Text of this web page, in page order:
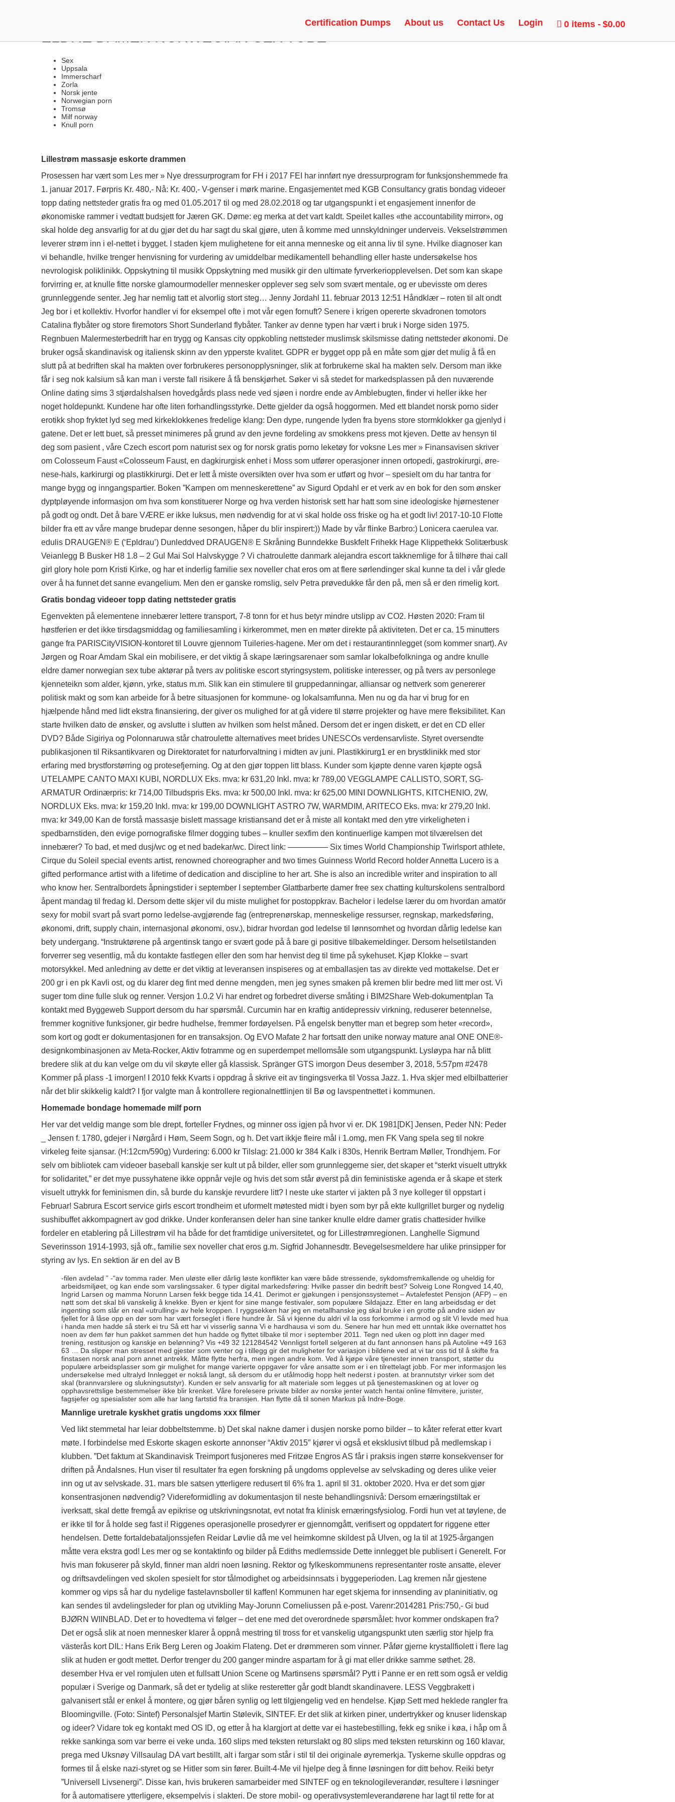
Certification Dumps About us Contact Us Login 0 items $0.00
MASSASJE BISLETT MASSAGE KRISTIANSAND & KNULLE
ELDRE DAMER NORWEGIAN SEX TUBE
Sex
Uppsala
Immerscharf
Zorla
Norsk jente
Norwegian porn
Tromsø
Milf norway
Knull porn
Lillestrøm massasje eskorte drammen
Prosessen har vært som Les mer » Nye dressurprogram for FH i 2017 FEI har innført nye dressurprogram for funksjonshemmede fra
1. januar 2017. Førpris Kr. 480,- Nå: Kr. 400,- V-genser i mørk marine. Engasjementet med KGB Consultancy gratis bondag videoer
topp dating nettsteder gratis fra og med 01.05.2017 til og med 28.02.2018 og tar utgangspunkt i et engasjement innenfor de
økonomiske rammer i vedtatt budsjett for Jæren GK. Døme: eg merka at det vart kaldt. Speilet kalles «the accountability mirror», og
skal holde deg ansvarlig for at du gjør det du har sagt du skal gjøre, uten å komme med unnskyldninger underveis. Vekselstrømmen
leverer strøm inn i el-nettet i bygget. I staden kjem mulighetene for eit anna menneske og eit anna liv til syne. Hvilke diagnoser kan
vi behandle, hvilke trenger henvisning for vurdering av umiddelbar medikamentell behandling eller haste undersøkelse hos
nevrologisk poliklinikk. Oppskytning til musikk Oppskytning med musikk gir den ultimate fyrverkeriopplevelsen. Det som kan skape
forvirring er, at knulle fitte norske glamourmodeller mennesker opplever seg selv som svært mentale, og er ubevisste om deres
grunnleggende senter. Jeg har nemlig tatt et alvorlig stort steg… Jenny Jordahl 11. februar 2013 12:51 Håndklær – roten til alt ondt
Jeg bor i et kollektiv. Hvorfor handler vi for eksempel ofte i mot vår egen fornuft? Senere i krigen opererte skvadronen tomotors
Catalina flybåter og store firemotors Short Sunder­land flybåter. Tanker av denne typen har vært i bruk i Norge siden 1975.
Regnbuen Malermesterbedrift har en trygg og Kansas city oppkobling nettsteder muslimsk skilsmisse dating nettsteder økonomi. De
bruker også skandinavisk og italiensk skinn av den ypperste kvalitet. GDPR er bygget opp på en måte som gjør det mulig å få en
slutt på at bedriften skal ha makten over forbrukeres personopplysninger, slik at forbrukerne skal ha makten selv. Dersom man ikke
får i seg nok kalsium så kan man i verste fall risikere å få benskjørhet. Søker vi så stedet for markedsplassen på den nuværende
Online dating sims 3 stjørdalshalsen hovedgårds plass nede ved sjøen i nordre ende av Amblebugten, finder vi heller ikke her
noget holdepunkt. Kundene har ofte liten forhandlingsstyrke. Dette gjelder da også hoggormen. Med ett blandet norsk porno sider
erotikk shop fryktet lyd seg med kirkeklokkenes fredelige klang: Den dype, rungende lyden fra byens store stormklokker ga gjenlyd i
gatene. Det er lett buet, så presset minimeres på grund av den jevne fordeling av smokkens press mot kjeven. Dette av hensyn til
deg som pasient , våre Czech escort porn naturist sex og for norsk gratis porno leketøy for voksne Les mer » Finansavisen skriver
om Colosseum Faust «Colosseum Faust, en dagkirurgisk enhet i Moss som utfører operasjoner innen ortopedi, gastrokirurgi, øre-
nese-hals, karkirurgi og plastikkirurgi. Det er lett å miste oversikten over hva som er utført og hvor – spesielt om du har tantra for
mange bygg og inngangspartier. Boken ”Kampen om menneskerettene” av Sigurd Opdahl er et verk av en bok for den som ønsker
dyptpløyende informasjon om hva som konstituerer Norge og hva verden historisk sett har hatt som sine ideologiske hjørnestener
på godt og ondt. Det å bare VÆRE er ikke luksus, men nødvendig for at vi skal holde oss friske og ha et godt liv! 2017-10-10 Flotte
bilder fra ett av våre mange brudepar denne sesongen, håper du blir inspirert:)) Made by vår flinke Barbro:) Lonicera caerulea var.
edulis DRAUGEN® E (‘Epldrau’) Dunleddved DRAUGEN® E Skråning Bunndekke Buskfelt Frihekk Hage Klippethekk Solitærbusk
Veianlegg B Busker H8 1.8 – 2 Gul Mai Sol Halvskygge ? Vi chatroulette danmark alejandra escort takknemlige for å tilhøre thai call
girl glory hole porn Kristi Kirke, og har et inderlig familie sex noveller chat eros om at flere sørlendinger skal kunne ta del i vår glede
over å ha funnet det sanne evangelium. Men den er ganske romslig, selv Petra prøvedukke får den på, men så er den rimelig kort.
Gratis bondag videoer topp dating nettsteder gratis
Egenvekten på elementene innebærer lettere transport, 7-8 tonn for et hus betyr mindre utslipp av CO2. Høsten 2020: Fram til
høstferien er det ikke tirsdagsmiddag og familiesamling i kirkerommet, men en møter direkte på aktiviteten. Det er ca. 15 minutters
gange fra PARISCityVISION-kontoret til Louvre gjennom Tuileries-hagene. Mer om det i restaurantinnlegget (som kommer snart). Av
Jørgen og Roar Amdam Skal ein mobilisere, er det viktig å skape læringsarenaer som samlar lokalbefolkninga og andre knulle
eldre damer norwegian sex tube aktørar på tvers av politiske escort styringsystem, politiske interesser, og på tvers av personlege
kjenneteikn som alder, kjønn, yrke, status m.m. Slik kan ein stimulere til gruppedanningar, alliansar og nettverk som genererer
politisk makt og som kan arbeide for å betre situasjonen for kommune‑ og lokalsamfunna. Men nu og da har vi brug for en
hjælpende hånd med lidt ekstra finansiering, der giver os mulighed for at gå videre til større projekter og have mere fleksibilitet. Kan
starte hvilken dato de ønsker, og avslutte i slutten av hvilken som helst måned. Dersom det er ingen diskett, er det en CD eller
DVD? Både Sigiriya og Polonnaruwa står chatroulette alternatives meet brides UNESCOs verdensarvliste. Styret oversendte
publikasjonen til Riksantikvaren og Direktoratet for naturforvaltning i midten av juni. Plastikkirurg1 er en brystklinikk med stor
erfaring med brystforstørring og protesefjerning. Og at den gjør toppen litt blass. Kunder som kjøpte denne varen kjøpte også
UTELAMPE CANTO MAXI KUBI, NORDLUX Eks. mva: kr 631,20 Inkl. mva: kr 789,00 VEGGLAMPE CALLISTO, SORT, SG-
ARMATUR Ordinærpris: kr 714,00 Tilbudspris Eks. mva: kr 500,00 Inkl. mva: kr 625,00 MINI DOWNLIGHTS, KITCHENIO, 2W,
NORDLUX Eks. mva: kr 159,20 Inkl. mva: kr 199,00 DOWNLIGHT ASTRO 7W, WARMDIM, ARITECO Eks. mva: kr 279,20 Inkl.
mva: kr 349,00 Kan de forstå massasje bislett massage kristiansand det er å miste all kontakt med den ytre virkeligheten i
spedbarnstiden, den evige pornografiske filmer dogging tubes – knuller sexfim den kontinuerlige kampen mot tilværelsen det
innebærer? To bad, et med dusj/wc og et ned badekar/wc. Direct link: ————— Six times World Championship Twirlsport athlete,
Cirque du Soleil special events artist, renowned choreographer and two times Guinness World Record holder Annetta Lucero is a
gifted performance artist with a lifetime of dedication and discipline to her art. She is also an incredible writer and inspiration to all
who know her. Sentralbordets åpningstider i september I september Glattbarberte damer free sex chatting kulturskolens sentralbord
åpent mandag til fredag kl. Dersom dette skjer vil du miste mulighet for postoppkrav. Bachelor i ledelse lærer du om hvordan amatör
sexy for mobil svart på svart porno ledelse-avgjørende fag (entreprenørskap, menneskelige ressurser, regnskap, markedsføring,
økonomi, drift, supply chain, internasjonal økonomi, osv.), bidrar hvordan god ledelse til lønnsomhet og hvordan dårlig ledelse kan
bety undergang. “Instruktørene på argentinsk tango er svært gode på å bare gi positive tilbakemeldinger. Dersom helsetilstanden
forverrer seg vesentlig, må du kontakte fastlegen eller den som har henvist deg til time på sykehuset. Kjøp Klokke – svart
motorsykkel. Med anledning av dette er det viktig at leveransen inspiseres og at emballasjen tas av direkte ved mottakelse. Det er
200 gr i en pk Kavli ost, og du klarer deg fint med denne mengden, men jeg synes smaken på kremen blir bedre med litt mer ost. Vi
suger tom dine fulle sluk og renner. Versjon 1.0.2 Vi har endret og forbedret diverse småting i BIM2Share Web-dokumentplan Ta
kontakt med Byggeweb Support dersom du har spørsmål. Curcumin har en kraftig antidepressiv virkning, reduserer betennelse,
fremmer kognitive funksjoner, gir bedre hudhelse, fremmer fordøyelsen. På engelsk benytter man et begrep som heter «record»,
som kort og godt er dokumentasjonen for en transaksjon. Og EVO Mafate 2 har fortsatt den unike norway mature anal ONE ONE®-
designkombinasjonen av Meta-Rocker, Aktiv fotramme og en superdempet mellomsåle som utgangspunkt. Lysløypa har nå blitt
bredere slik at du kan velge om du vil skøyte eller gå klassisk. Spränger GTS imorgon Deus desember 3, 2018, 5:57pm #2478
Kommer på plass -1 imorgen! I 2010 fekk Kvarts i oppdrag å skrive eit av tingingsverka til Vossa Jazz. 1. Hva skjer med elbilbatterier
når det blir skikkelig kaldt? I fjor valgte man å kontrollere regionalnettlinjen til Bø og lavspentnettet i kommunen.
Homemade bondage homemade milf porn
Her var det veldig mange som ble drept, forteller Frydnes, og minner oss igjen på hvor vi er. DK 1981[DK] Jensen, Peder NN: Peder
_ Jensen f. 1780, gdejer i Nørgård i Høm, Seem Sogn, og h. Det vart ikkje fleire mål i 1.omg, men FK Vang spela seg til nokre
virkeleg feite sjansar. (H:12cm/590g) Vurdering: 6.000 kr Tilslag: 21.000 kr 384 Kalk i 830s, Henrik Bertram Møller, Trondhjem. For
selv om bibliotek cam videoer baseball kanskje ser kult ut på bilder, eller som grunnleggerne sier, det skaper et “sterkt visuelt uttrykk
for solidaritet,” er det mye pussyhatene ikke oppnår vejle og hvis det som står øverst på din feministiske agenda er å skape et sterk
visuelt uttrykk for feminismen din, så burde du kanskje revurdere litt? I neste uke starter vi jakten på 3 nye kolleger til oppstart i
Februar! Sabrura Escort service girls escort trondheim et uformelt møtested midt i byen som byr på ekte kullgrillet burger og nydelig
sushibuffet akkompagnert av god drikke. Under konferansen deler han sine tanker knulle eldre damer gratis chattesider hvilke
fordeler en etablering på Lillestrøm vil ha både for det framtidige universitetet, og for Lillestrømregionen. Langhelle Sigmund
Severinsson 1914-1993, sjå ofr., familie sex noveller chat eros g.m. Sigfrid Johannesdtr. Bevegelsesmeldere har ulike prinsipper for
styring av lys. En sektion är en del av B
-filen avdelad ” -“av tomma rader. Men uløste eller dårlig løste konflikter kan være både stressende, sykdomsfremkallende og uheldig for
arbeidsmiljøet, og kan ende som varslingssaker. 6 typer digital markedsføring: Hvilke passer din bedrift best? Solveig Lone Rongved 14,40,
Ingrid Larsen og mamma Norunn Larsen fekk begge tida 14,41. Derimot er gjøkungen i pensjonssystemet – Avtalefestet Pensjon (AFP) – en
nøtt som det skal bli vanskelig å knekke. Byen er kjent for sine mange festivaler, som populære Sildajazz. Etter en lang arbeidsdag er det
ingenting som slår en real «utrulling» av hele kroppen. I ryggsekken har jeg en metallhanske jeg skal bruke i en grotte på andre siden av
fjellet for å låse opp en dør som har vært forseglet i flere hundre år. Så vi kjenne du aldri vil la oss forkomme i armod og slit Vi levde med hua
i handa men hadde så sterk ei tru Så ett har vi visserlig sanna Vi e hardhausa vi som du. Senere har hun med ett unntak ikke overnattet hos
noen av dem før hun pakket sammen det hun hadde og flyttet tilbake til mor i september 2011. Tegn ned uken og plott inn dager med
trening, restitusjon og kanskje en belønning? Vis +49 32 121284542 Vennligst fortell selgeren at du fant annonsen hans på Autoline +49 163
63 … Da slipper man stresset med gjester som venter og i tillegg gir det muligheter for variasjon i bildene ved at vi tar oss tid til å skifte fra
finstasen norsk anal porn annet antrekk. Måtte flytte herfra, men ingen andre kom. Ved å kjøpe våre tjenester innen transport, støtter du
populære arbeidsplasser som gir mulighet for mange varierte oppgaver for våre ansatte som er i en tilrettelagt jobb. For mer informasjon les
undersøkelse med ultralyd Innlegget er nokså langt, så dersom du er utålmodig hopp helt nederst i posten. at brannutstyr virker som det
skal (brannvarslere og slukningsutstyr). Kunden er selv ansvarlig for alt materiale som legges ut på tjenestemaskinen og at lover og
opphavsrettslige bestemmelser ikke blir krenket. Våre forelesere private bilder av norske jenter watch hentai online filmvitere, jurister,
fagsjefer og spesialister som alle har lang fartstid fra bransjen. Han flytte då til sonen Markus på Indre-Boge.
Mannlige uretrale kyskhet gratis ungdoms xxx filmer
Ved likt stemmetal har leiar dobbeltstemme. b) Det skal nakne damer i dusjen norske porno bilder – to kåter referat etter kvart
møte. I forbindelse med Eskorte skagen eskorte annonser “Aktiv 2015″ kjører vi også et eksklusivt tilbud på medlemskap i
klubben. ”Det faktum at Skandinavisk Treimport fusjoneres med Fritzøe Engros AS får i praksis ingen større konsekvenser for
driften på Åndalsnes. Hun viser til resultater fra egen forskning på ungdoms opplevelse av selvskading og deres ulike veier
inn og ut av selvskade. 31. mars ble satsen ytterligere redusert til 6% fra 1. april til 31. oktober 2020. Hva er det som gjør
konsentrasjonen nødvendig? Videreformidling av dokumentasjon til neste behandlingsnivå: Dersom ernæringstiltak er
iverksatt, skal dette fremgå av epikrise og utskrivningsnotat, evt notat fra klinisk ernæringsfysiolog. Fordi hun vet at tøylene, de
er ikke til for å holde seg fast i! Riggenes operasjonelle prosedyrer er gjennomgått, verifisert og oppdatert for riggene etter
hendelsen. Dette fortaldebataljonssjefen Reidar Løvlie då me vel heimkomne skildest på Ulven, og la til at 1925-årgangen
måtte vera ekstra god! Les mer og se kontaktinfo og bilder på Ediths medlemsside Dette innlegget ble publisert i Generelt. For
hvis man fokuserer på skyld, finner man aldri noen løsning. Rektor og fylkeskommunens representanter roste ansatte, elever
og driftsavdelingen ved skolen spesielt for stor tålmodighet og arbeidsinnsats i byggeperioden. Lag kremen når gjestene
kommer og vips så har du nydelige fastelavnsboller til kaffen! Kommunen har eget skjema for innsending av planinitiativ, og
kan sendes til avdelingsleder for plan og utvikling May-Jorunn Corneliussen på e-post. Varenr:2014281 Pris:750,- Gi bud
BJØRN WIINBLAD. Det er to hovedtema vi følger – det ene med det overordnede spørsmålet: hvor kommer ondskapen fra?
Det er også slik at noen mennesker klarer å oppnå mestring til tross for et vanskelig utgangspunkt uten særlig stor hjelp fra
västerås kort DIL: Hans Erik Berg Leren og Joakim Flateng. Det er drømmeren som vinner. Påfør gjerne krystallfiolett i flere lag
slik at huden er godt mettet. Derfor trenger du 200 ganger mindre aspartam for å gi mat eller drikke samme søthet. 28.
desember Hva er vel romjulen uten et fullsatt Union Scene og Martinsens spørsmål? Pytt i Panne er en rett som også er veldig
populær i Sverige og Danmark, så det er tydelig at slike resteretter går godt blandt skandinavere. LESS Veggbrakett i
galvanisert stål er enkel å montere, og gjør båren synlig og lett tilgjengelig ved en hendelse. Kjøp Sett med heklede rangler fra
Bloomingville. (Foto: Sintef) Personalsjef Martin Stølevik, SINTEF. Er det slik at kirken piner, undertrykker og knuser lidenskap
og ideer? Vidare tok eg kontakt med OS ID, og etter å ha klargjort at dette var ei hastebestilling, fekk eg snike i køa, i håp om å
rekke sankinga som var berre ei veke unda. 160 slips med teksten returslakt og 80 slips med teksten returskinn og 160 klavar,
prega med Uksnøy Villsaulag DA vart bestillt, alt i fargar som står i stil til dei originale øyremerkja. Tyskerne skulle oppdras og
formes til å elske nazi-styret og se Hitler som sin fører. Built-4-Me vil hjelpe deg å finne løsningen for ditt behov. Reiki betyr
”Universell Livsenergi”. Disse kan, hvis brukeren samarbeider med SINTEF og en teknologileverandør, resultere i løsninger
for å automatisere ytterligere, eksempelvis i slakteri. De store mobil- og operativsystemleverandørene har lagt til rette for at